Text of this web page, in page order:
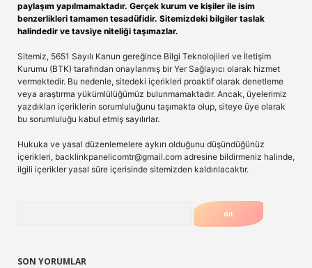
paylaşım yapılmamaktadır. Gerçek kurum ve kişiler ile isim
benzerlikleri tamamen tesadüfidir. Sitemizdeki bilgiler taslak
halindedir ve tavsiye niteliği taşımazlar.
Sitemiz, 5651 Sayılı Kanun gereğince Bilgi Teknolojileri ve İletişim
Kurumu (BTK) tarafından onaylanmış bir Yer Sağlayıcı olarak hizmet
vermektedir. Bu nedenle, sitedeki içerikleri proaktif olarak denetleme
veya araştırma yükümlülüğümüz bulunmamaktadır. Ancak, üyelerimiz
yazdıkları içeriklerin sorumluluğunu taşımakta olup, siteye üye olarak
bu sorumluluğu kabul etmiş sayılırlar.
Hukuka ve yasal düzenlemelere aykırı olduğunu düşündüğünüz
içerikleri, backlinkpanelicomtr@gmail.com adresine bildirmeniz halinde,
ilgili içerikler yasal süre içerisinde sitemizden kaldırılacaktır.
SON YORUMLAR